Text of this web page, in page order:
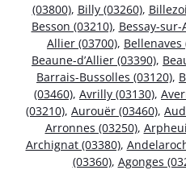
(03800), Billy (03260),
Besson (03210), Bessay-
Allier (03700), Bellenaves
Beaune-d’Allier (03390),
Barrais-Bussolles (03120),
(03460), Avrilly (03130),
(03210), Aurouër (03460),
Arronnes (03250),
Archignat (03380),
(03360), Agonges